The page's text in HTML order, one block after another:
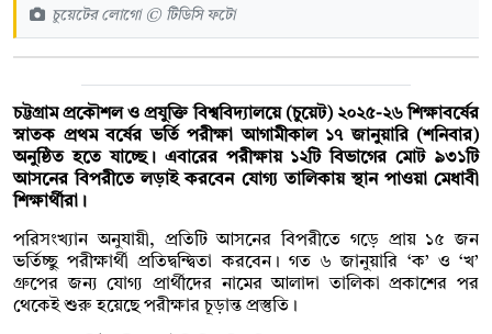
চুয়েটের লোগো © টিডিসি ফটো
চট্টগ্রাম প্রকৌশল ও প্রযুক্তি বিশ্ববিদ্যালয়ে (চুয়েট) ২০২৫-২৬ শিক্ষাবর্ষের
স্নাতক প্রথম বর্ষের ভর্তি পরীক্ষা আগামীকাল ১৭ জানুয়ারি (শনিবার)
অনুষ্ঠিত হতে যাচ্ছে। এবারের পরীক্ষায় ১২টি বিভাগের মোট ৯৩১টি
আসনের বিপরীতে লড়াই করবেন যোগ্য তালিকায় স্থান পাওয়া মেধাবী
শিক্ষার্থীরা।
পরিসংখ্যান অনুযায়ী, প্রতিটি আসনের বিপরীতে গড়ে প্রায় ১৫ জন
ভর্তিচ্ছু পরীক্ষার্থী প্রতিদ্বন্দ্বিতা করবেন। গত ৬ জানুয়ারি ‘ক’ ও ‘খ’
গ্রুপের জন্য যোগ্য প্রার্থীদের নামের আলাদা তালিকা প্রকাশের পর
থেকেই শুরু হয়েছে পরীক্ষার চূড়ান্ত প্রস্তুতি।